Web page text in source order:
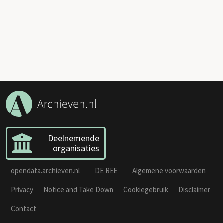
Deelnemende
organisaties
opendata.archieven.nl DE REE
Algemene voorwaarden
Privacy
Notice and Take Down Cookiegebruik
Disclaimer
Contact